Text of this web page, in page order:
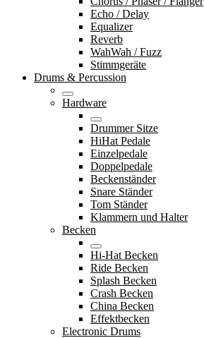
Echo / Delay
Equalizer
Reverb
WahWah / Fuzz
Stimmgeräte
Drums & Percussion
Hardware
Drummer Sitze
HiHat Pedale
Einzelpedale
Doppelpedale
Beckenständer
Snare Ständer
Tom Ständer
Klammern und Halter
Becken
Hi-Hat Becken
Ride Becken
Splash Becken
Crash Becken
China Becken
Effektbecken
Electronic Drums